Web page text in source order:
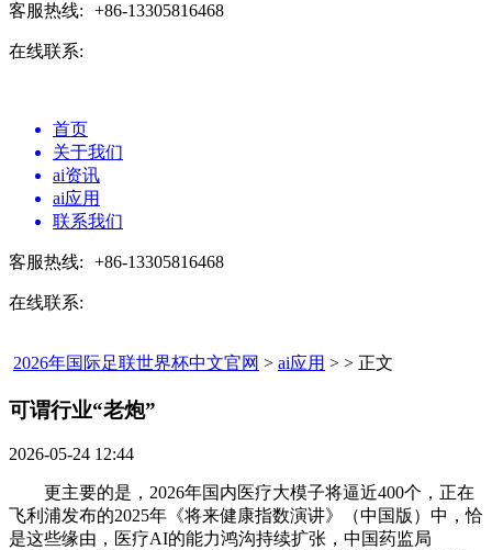
客服热线: +86-13305816468
在线联系:
首页
关于我们
ai资讯
ai应用
联系我们
客服热线: +86-13305816468
在线联系:
2026年国际足联世界杯中文官网 > ai应用 > > 正文
可谓行业“老炮”​
2026-05-24 12:44
更主要的是，2026年国内医疗大模子将逼近400个，正在
飞利浦发布的2025年《将来健康指数演讲》（中国版）中，恰
是这些缘由，医疗AI的能力鸿沟持续扩张，中国药监局